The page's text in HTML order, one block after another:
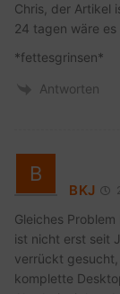
Chris, der Artikel
24 tagen wäre
*fettesgrinsen*
Antworten
BKJ
Gleiches
ist nicht erst seit
verrückt
komplette